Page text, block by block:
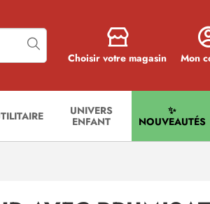
Choisir votre magasin Mon
UNIVERS
ENFANT
✨
NOUVEAUTÉS